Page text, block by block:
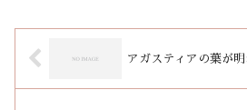
アガスティアの葉が